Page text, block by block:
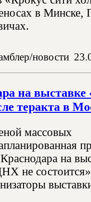
в Минске,
новости
на выставке
теракта в
массовых
на
не